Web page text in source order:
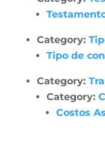
Category:
Tipo de
Category:
Category:
Costos